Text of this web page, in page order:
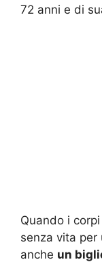
72 anni e di
Quando i
senza vita per
anche un